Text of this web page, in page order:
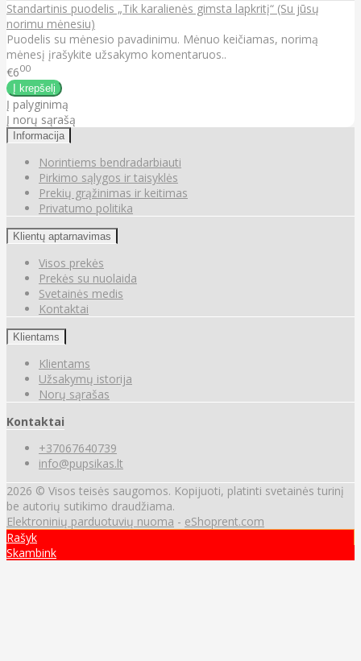
Standartinis puodelis „Tik karalienės gimsta lapkritį“ (Su jūsų
norimu mėnesiu)
Puodelis su mėnesio pavadinimu. Mėnuo keičiamas, norimą
mėnesį įrašykite užsakymo komentaruos..
€600
Į palyginimą
Į norų sąrašą
Informacija
Norintiems bendradarbiauti
Pirkimo sąlygos ir taisyklės
Prekių grąžinimas ir keitimas
Privatumo politika
Klientų aptarnavimas
Visos prekės
Prekės su nuolaida
Svetainės medis
Kontaktai
Klientams
Klientams
Užsakymų istorija
Norų sąrašas
Kontaktai
+37067640739
info@pupsikas.lt
2026 © Visos teisės saugomos. Kopijuoti, platinti svetainės turinį
be autorių sutikimo draudžiama.
Elektroninių parduotuvių nuoma - eShoprent.com
Rašyk
Skambink